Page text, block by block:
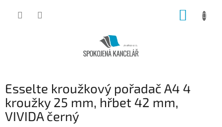
Esselte kroužkový pořadač A4 4
kroužky 25 mm, hřbet 42 mm,
VIVIDA černý